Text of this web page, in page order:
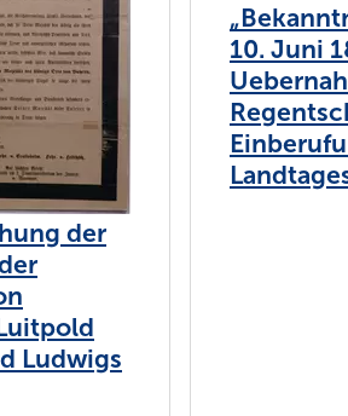
der
Ludwigs
10. Juni